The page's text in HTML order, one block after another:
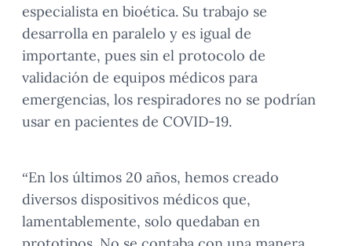
especialista en bioética. Su trabajo se
desarrolla en paralelo y es igual de
importante, pues sin el protocolo de
validación de equipos médicos para
emergencias, los respiradores no se podrían
usar en pacientes de COVID-19.
“En los últimos 20 años, hemos creado
diversos dispositivos médicos que,
lamentablemente, solo quedaban en